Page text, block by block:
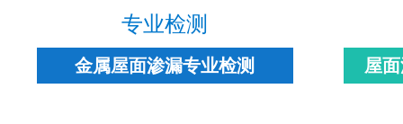
专业检测
金属屋面渗漏专业检测 屋